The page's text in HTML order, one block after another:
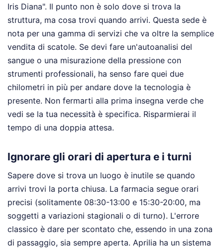
Iris Diana". Il punto non è solo dove si trova la
struttura, ma cosa trovi quando arrivi. Questa sede è
nota per una gamma di servizi che va oltre la semplice
vendita di scatole. Se devi fare un'autoanalisi del
sangue o una misurazione della pressione con
strumenti professionali, ha senso fare quei due
chilometri in più per andare dove la tecnologia è
presente. Non fermarti alla prima insegna verde che
vedi se la tua necessità è specifica. Risparmierai il
tempo di una doppia attesa.
Ignorare gli orari di apertura e i turni
Sapere dove si trova un luogo è inutile se quando
arrivi trovi la porta chiusa. La farmacia segue orari
precisi (solitamente 08:30-13:00 e 15:30-20:00, ma
soggetti a variazioni stagionali o di turno). L'errore
classico è dare per scontato che, essendo in una zona
di passaggio, sia sempre aperta. Aprilia ha un sistema